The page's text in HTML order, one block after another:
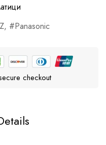
, Panasonic
checkout